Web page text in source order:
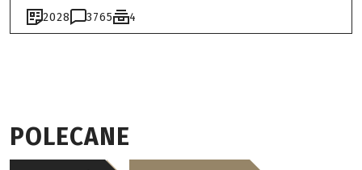
2028 3765 4
POLECANE